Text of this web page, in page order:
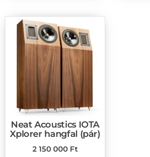
Neat Acoustics IOTA
Xplorer hangfal (pár)
2 150 000 Ft